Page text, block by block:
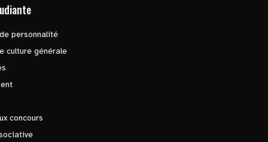
personnalité
culture générale
concours